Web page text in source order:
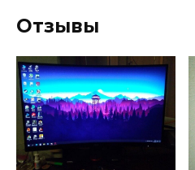
Отзывы